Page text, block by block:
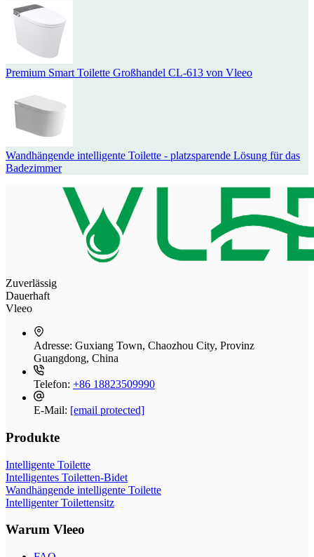
Premium Smart Toilette Großhandel CL-613 von Vleeo
Wandhängende intelligente Toilette - platzsparende Lösung für das
Badezimmer
Zuverlässig
Dauerhaft
Vleeo
Adresse: Guxiang Town, Chaozhou City, Provinz
Guangdong, China
Telefon: +86 18823509990
E-Mail: [email protected]
Produkte
Intelligente Toilette
Intelligentes Toiletten-Bidet
Wandhängende intelligente Toilette
Intelligenter Toilettensitz
Warum Vleeo